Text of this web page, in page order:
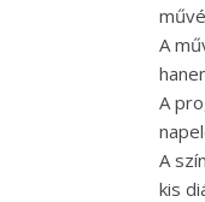
A
A
A
kis